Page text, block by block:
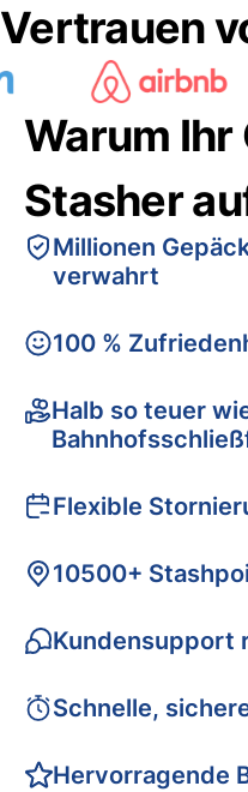
Vertrauen
Warum Ihr
Stasher
Millionen
verwahrt
100 %
Halb so teuer
Flexible
10500+
Kundensupport
Schnelle,
Hervorragende